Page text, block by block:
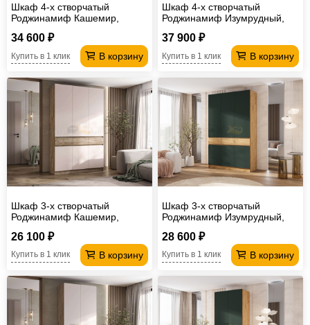
ванной
трансформер
Матрасы
Кресла-
мешки
Мебель
из
Садовая
оборудование
Шкаф 4-х створчатый
Роджинамиф Кашемир,
34 600 ₽
В корзину
Купить в 1 клик
Шкаф 4-х створчатый
Роджинамиф Изумрудный,
37 900 ₽
В корзину
Купить в 1 клик
Шкаф 3-х створчатый
Роджинамиф Кашемир,
26 100 ₽
В корзину
Купить в 1 клик
Шкаф 3-х створчатый
Роджинамиф Изумрудный,
28 600 ₽
В корзину
Купить в 1 клик